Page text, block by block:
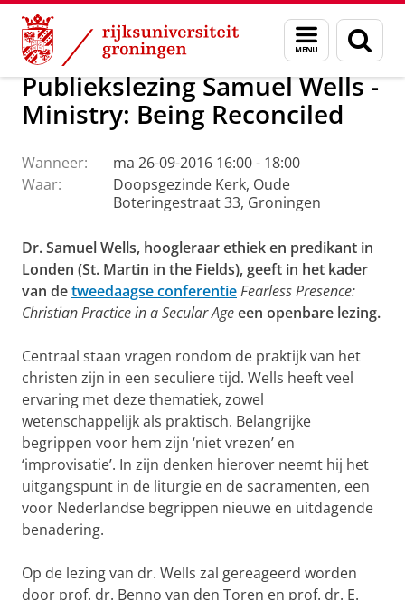
Skip
Content
Skip
Navigation
Menu
en
zoeken
Faculteit Religie, Cultuur en Maatschappij Agenda
Publiekslezing Samuel Wells -
Ministry: Being Reconciled
Wanneer:
ma 26-09-2016 16:00 - 18:00
Waar:
Doopsgezinde Kerk, Oude
Boteringestraat 33, Groningen
Dr. Samuel Wells, hoogleraar ethiek en predikant in
Londen (St. Martin in the Fields), geeft in het kader
van detweedaagse conferentieFearless Presence:
Christian Practice in a Secular Ageeen openbare lezing.
Centraal staan vragen rondom de praktijk van het
christen zijn in een seculiere tijd. Wells heeft veel
ervaring met deze thematiek, zowel
wetenschappelijk als praktisch. Belangrijke
begrippen voor hem zijn ‘niet vrezen’ en
‘improvisatie’. In zijn denken hierover neemt hij het
uitgangspunt in de liturgie en de sacramenten, een
voor Nederlandse begrippen nieuwe en uitdagende
benadering.
Op de lezing van dr. Wells zal gereageerd worden
door prof. dr. Benno van den Toren en prof. dr. E.